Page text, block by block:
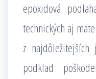
epoxidová
technických aj
z
podklad